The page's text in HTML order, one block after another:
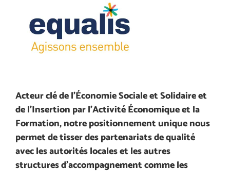
Acteur clé de l'Économie Sociale et Solidaire et
de l'Insertion par l’Activité Économique et la
Formation, notre positionnement unique nous
permet de tisser des partenariats de qualité
avec les autorités locales et les autres
structures d’accompagnement comme les